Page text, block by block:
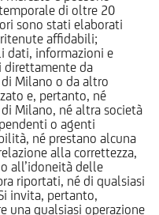
di oltre 20
sono stati elaborati
affidabili;
dati, informazioni e
direttamente da
di Milano o da altro
e, pertanto, né
Milano, né altra società
o agenti
né prestano alcuna
alla correttezza,
all’idoneità delle
riportati, né di qualsiasi
invita, pertanto,
una qualsiasi operazione